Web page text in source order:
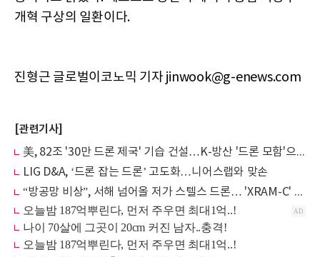
개혁 구상의 일환이다.
진형근 글로벌이코노믹 기자 jinwook@g-enews.com
[관련기사]
美, 82조 '30만 드론 제국' 기습 건설…K-방산 '드론 모함'으로 판 깬다
LIG D&A, ‘드론 잡는 드론’ 고도화…니어스랩와 맞손
“방공망 비상”, 서해 넘어올 저가 스텔스 드론… 'XRAM-C' 기습 시나리오